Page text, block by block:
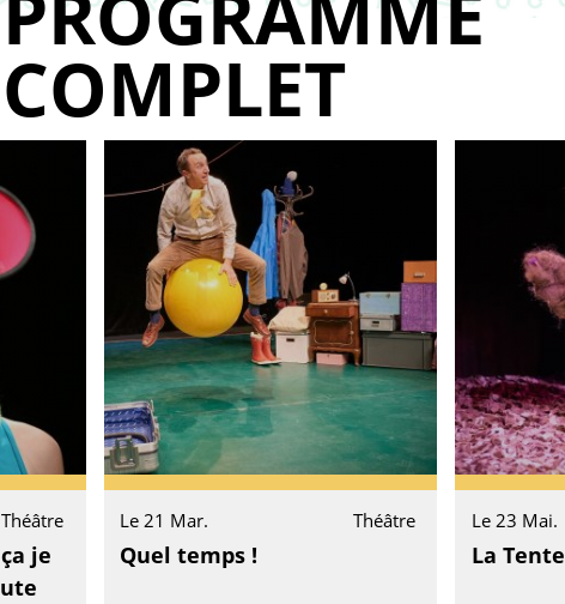
COMPLET
Théâtre
je
Le 21 Mar. Théâtre
Quel temps !
Le 23 Mai.
La Tente